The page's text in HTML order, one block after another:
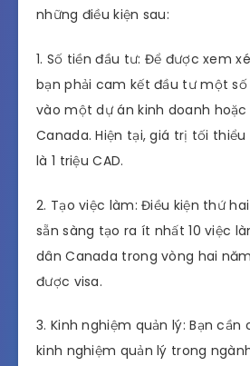
những điều kiện sau:
1. Số tiền đầu tư: Để được xem
bạn phải cam kết đầu tư một
vào một dự án kinh doanh
Canada. Hiện tại, giá trị tối
là 1 triệu CAD.
2. Tạo việc làm: Điều kiện thứ
sẵn sàng tạo ra ít nhất 10 việc
dân Canada trong vòng hai
được visa.
3. Kinh nghiệm quản lý: Bạn
kinh nghiệm quản lý trong